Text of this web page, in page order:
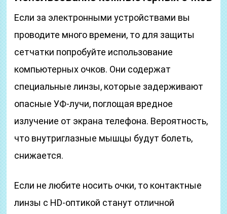
Если за электронными устройствами вы
проводите много времени, то для защиты
сетчатки попробуйте использование
компьютерных очков. Они содержат
специальные линзы, которые задерживают
опасные УФ-лучи, поглощая вредное
излучение от экрана телефона. Вероятность,
что внутриглазные мышцы будут болеть,
снижается.
Если не любите носить очки, то контактные
линзы с HD-оптикой станут отличной